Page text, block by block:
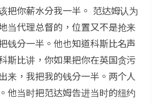
把你薪水分我一半。 范达姆认为
当代理总督的，位置又不是抢来
钱分一半。他也知道科斯比名声
斯比讲，你如果把你在英国贪污
来，我把我的钱分一半。两个人
他当时把范达姆告进当时的纽约